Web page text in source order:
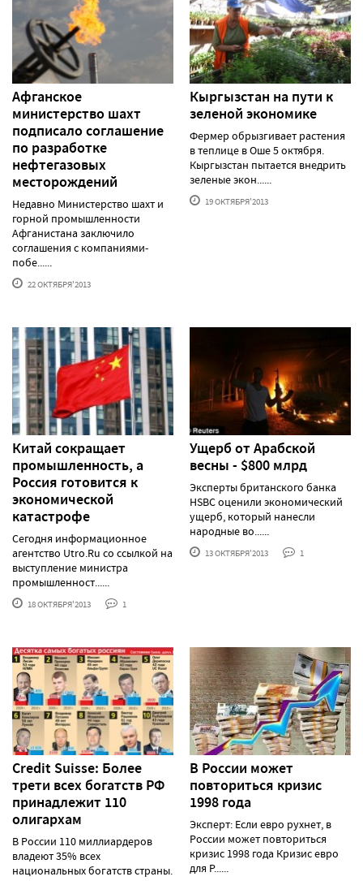
Афганское
министерство шахт
подписало соглашение
по разработке
нефтегазовых
месторождений
Недавно Министерство шахт и
горной промышленности
Афганистана заключило
соглашения с компаниями-
побе......
22 ОКТЯБРЯ'2013
Кыргызстан на пути к
зеленой экономике
Фермер обрызгивает растения
в теплице в Оше 5 октября.
Кыргызстан пытается внедрить
зеленые экон......
19 ОКТЯБРЯ'2013
Китай сокращает
промышленность, а
Россия готовится к
экономической
катастрофе
Сегодня информационное
агентство Utro.Ru со ссылкой на
выступление министра
промышленност......
18 ОКТЯБРЯ'2013 1
Ущерб от Арабской
весны - $800 млрд
Эксперты британского банка
HSBC оценили экономический
ущерб, который нанесли
народные во......
13 ОКТЯБРЯ'2013 1
Credit Suisse: Более
трети всех богатств РФ
принадлежит 110
олигархам
В России 110 миллиардеров
владеют 35% всех
национальных богатств страны.
В России может
повториться кризис
1998 года
Эксперт: Если евро рухнет, в
России может повториться
кризис 1998 года Кризис евро
для Р......